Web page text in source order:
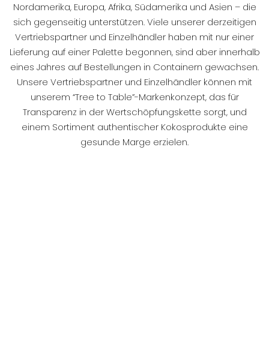
Nordamerika, Europa, Afrika, Südamerika und Asien – die
sich gegenseitig unterstützen. Viele unserer derzeitigen
Vertriebspartner und Einzelhändler haben mit nur einer
Lieferung auf einer Palette begonnen, sind aber innerhalb
eines Jahres auf Bestellungen in Containern gewachsen.
Unsere Vertriebspartner und Einzelhändler können mit
unserem “Tree to Table”-Markenkonzept, das für
Transparenz in der Wertschöpfungskette sorgt, und
einem Sortiment authentischer Kokosprodukte eine
gesunde Marge erzielen.